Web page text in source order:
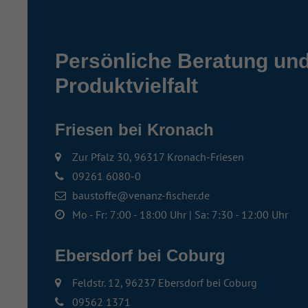
Persönliche Beratung
Produktvielfalt
Friesen bei Kronach
Zur Pfalz 30, 96317 Kronach-Friesen
09261 6080-0
baustoffe@venanz-fischer.de
Mo - Fr: 7:00 - 18:00 Uhr | Sa: 7:30 - 12:00 Uhr
Ebersdorf bei Coburg
Feldstr. 12, 96237 Ebersdorf bei Coburg
09562 1371